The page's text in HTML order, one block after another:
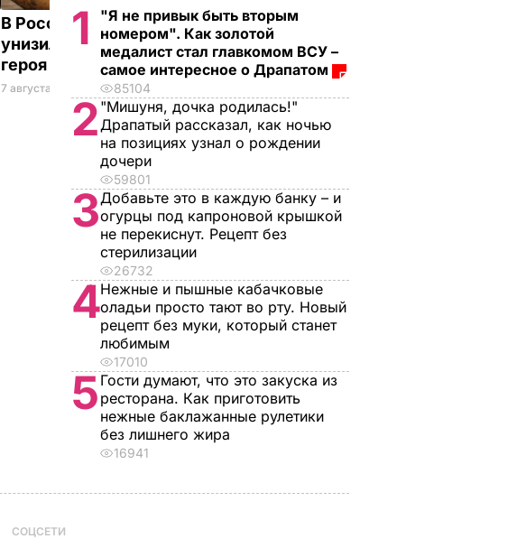
В России жестоко
унизили любимого
героя Путина
7 августа, 23.32 БУЛЬВАР
"Димка был вроде
нормальный, пока не
сбухался". В сеть
Кабаевой с
Медведевым
7 августа, 20.39БУЛЬВАР
1
"Я не привык быть вторым
номером". Как золотой
медалист стал главкомом ВСУ –
самое интересное о Драпатом
85104
2 "Мишуня, дочка родилась!"
Драпатый рассказал, как ночью
на позициях узнал о рождении
дочери
59801
3Добавьте это в каждую банку – и
огурцы под капроновой крышкой
не перекиснут. Рецепт без
стерилизации
26732
4Нежные и пышные кабачковые
оладьи просто тают во рту. Новый
рецепт без муки, который станет
любимым
17010
5 Гости думают, что это закуска из
ресторана. Как приготовить
нежные баклажанные рулетики
без лишнего жира
16941
СОЦСЕТИ